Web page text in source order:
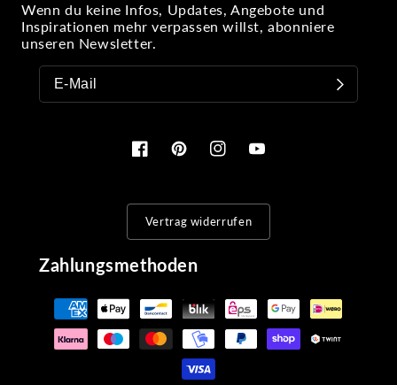
Wenn du keine Infos, Updates, Angebote und
Inspirationen mehr verpassen willst, abonniere
unseren Newsletter.
FacebookPinterestInstagramYouTube
Vertrag widerrufen
Zahlungsmethoden